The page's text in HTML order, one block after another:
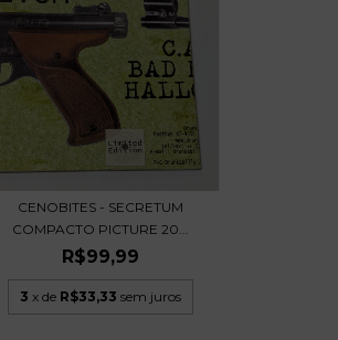
CENOBITES - SECRETUM
COMPACTO PICTURE 20...
R$99,99
3 x de R$33,33 sem juros